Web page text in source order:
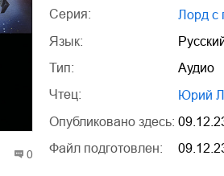
0
Серия:
Лорд
Язык:
Тип:
Аудио
Чтец:
Юрий
Опубликовано здесь:
Файл подготовлен: